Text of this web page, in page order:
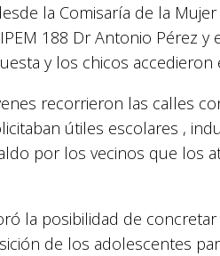
la Comisaría de la
188 Dr Antonio Pérez y
y los chicos accedieron
recorrieron las calles
útiles escolares ,
por los vecinos que los
la posibilidad de
de los adolescentes